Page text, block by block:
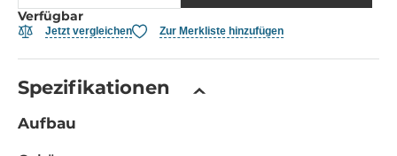
Verfügbar
Jetzt vergleichen Zur Merkliste hinzufügen
Spezifikationen
Aufbau